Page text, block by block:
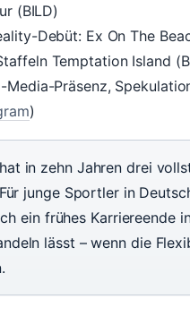
(BILD)
Debüt: Ex On The
Temptation Island
Media-Präsenz,
)
in zehn Jahren drei
junge Sportler in
ein frühes Karriereende
lässt – wenn die